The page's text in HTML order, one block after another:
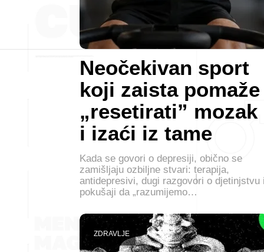
Neočekivan sport
koji zaista pomaže
„resetirati” mozak
i izaći iz tame
Kada se govori o depresiji, obično se
zamišljaju ozbiljne stvari: terapija,
antidepresivi, dugi razgovori o djetinjstvu
pokušaji da „razumijemo…
ZDRAVLJE